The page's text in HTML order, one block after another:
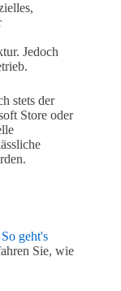
Jedoch
stets der
Store oder
geht's
Sie, wie